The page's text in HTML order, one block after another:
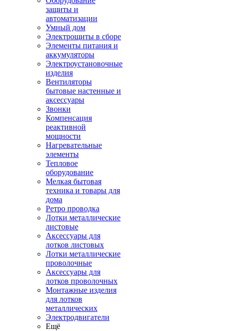
защиты и
автоматизации
Умный дом
Электрощиты в сборе
Элементы питания и
аккумуляторы
Электроустановочные
изделия
Вентиляторы
бытовые настенные и
аксессуары
Звонки
Компенсация
реактивной
мощности
Нагревательные
элементы
Тепловое
оборудование
Мелкая бытовая
техника и товары для
дома
Ретро проводка
Лотки металлические
листовые
Аксессуары для
лотков листовых
Лотки металлические
проволочные
Аксессуары для
лотков проволочных
Монтажные изделия
для лотков
металлических
Электродвигатели
Ещё